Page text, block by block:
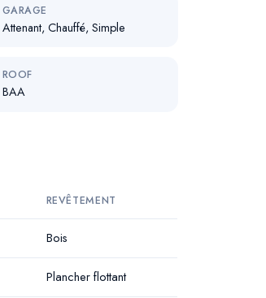
GARAGE
Attenant, Chauffé, Simple
ROOF
BAA
REVÊTEMENT
Bois
Plancher flottant